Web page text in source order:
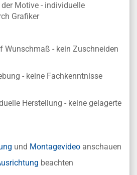
der Motive - individuelle
Grafiker
Wunschmaß - kein Zuschneiden
- keine Fachkenntnisse
Herstellung - keine gelagerte
und Montagevideo anschauen
beachten